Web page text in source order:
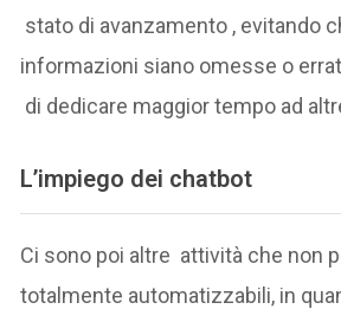
stato di avanzamento , evitando
informazioni siano omesse o
di dedicare maggior tempo ad
L’impiego dei chatbot
Ci sono poi altre attività che non
totalmente automatizzabili, in